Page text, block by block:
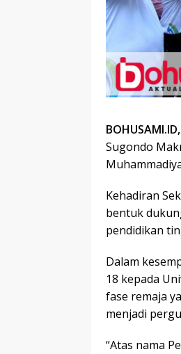
BOHUSAMI.ID,
Sugondo
Kehadiran
bentuk
pendidikan
Dalam
18 kepada
fase remaja
menjadi
“Atas nama